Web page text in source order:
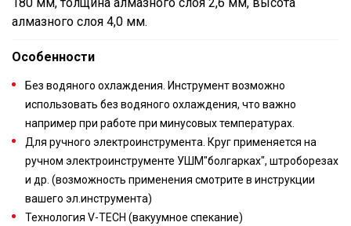
алмазного слоя 4,0 мм.
Особенности
Без водяного охлаждения. Инструмент возможно
использовать без водяного охлаждения, что важно
например при работе при минусовых температурах.
Для ручного электроинструмента. Круг применяется на
ручном электроинструменте УШМ"болгарках", штроборезах
и др. (возможность применения смотрите в инструкции
вашего эл.инструмента)
Технология V-TECH (вакуумное спекание)